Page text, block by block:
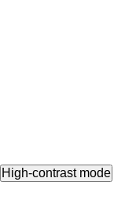
High-contrast mode